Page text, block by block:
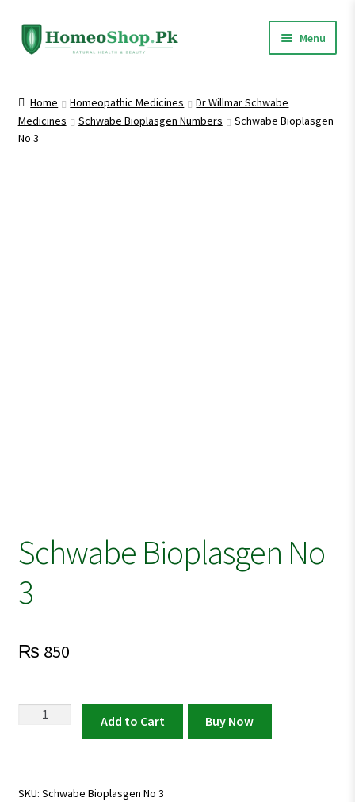
Skip
to
Skip
to
Menu
Shop All
Home Homeopathic Medicines
Dr Willmar Schwabe
Medicines
Schwabe Bioplasgen Numbers
Schwabe Bioplasgen
No 3
Schwabe Bioplasgen No
3
₨ 850
Schwabe
quantity
Add to Cart Buy Now
SKU: Schwabe Bioplasgen No 3